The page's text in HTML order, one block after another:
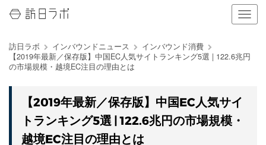
ナ
ビ
ー
シ
訪日ラボ インバウンドニュース
インバウンド消費
【2019年最新／保存版】中国EC人気サイトランキング5選 | 122.6兆円
の市場規模・越境EC注目の理由とは
【2019年最新／保存版】中国EC人気サイ
トランキング5選 | 122.6兆円の市場規模・
越境EC注目の理由とは